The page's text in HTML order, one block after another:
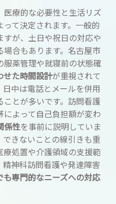
医療的な必要性と生活リズ
て決定されます。一般的
すが、土日や祝日の対応や
場合もあります。名古屋市
薬管理や就寝前の状態確
せた時間設計が重視されて
中は電話とメールを併用
ことが多いです。訪問看護
によって自己負担額が変わ
係性を事前に説明していま
きないことの線引きも重
処置や介護領域の支援範
神科訪問看護や発達障害
も専門的なニーズへの対応